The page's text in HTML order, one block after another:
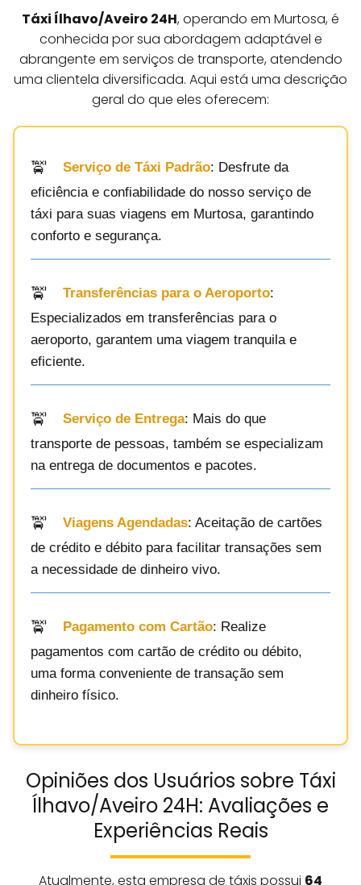
Táxi Ílhavo/Aveiro 24H, operando em Murtosa, é
conhecida por sua abordagem adaptável e
abrangente em serviços de transporte, atendendo
uma clientela diversificada. Aqui está uma descrição
geral do que eles oferecem:
Serviço de Táxi Padrão: Desfrute da
eficiência e confiabilidade do nosso serviço de
táxi para suas viagens em Murtosa, garantindo
conforto e segurança.
Transferências para o Aeroporto:
Especializados em transferências para o
aeroporto, garantem uma viagem tranquila e
eficiente.
Serviço de Entrega: Mais do que
transporte de pessoas, também se especializam
na entrega de documentos e pacotes.
Viagens Agendadas: Aceitação de cartões
de crédito e débito para facilitar transações sem
a necessidade de dinheiro vivo.
Pagamento com Cartão: Realize
pagamentos com cartão de crédito ou débito,
uma forma conveniente de transação sem
dinheiro físico.
Opiniões dos Usuários sobre Táxi
Ílhavo/Aveiro 24H: Avaliações e
Experiências Reais
Atualmente, esta empresa de táxis possui 64